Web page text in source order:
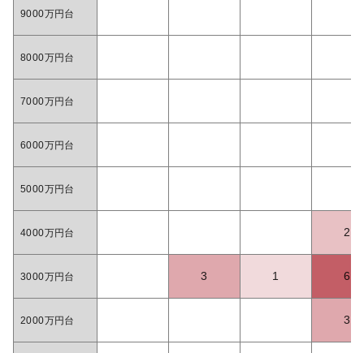
9000万円台
8000万円台
7000万円台
6000万円台
5000万円台
4000万円台 2
3000万円台 3 1 6
2000万円台 3